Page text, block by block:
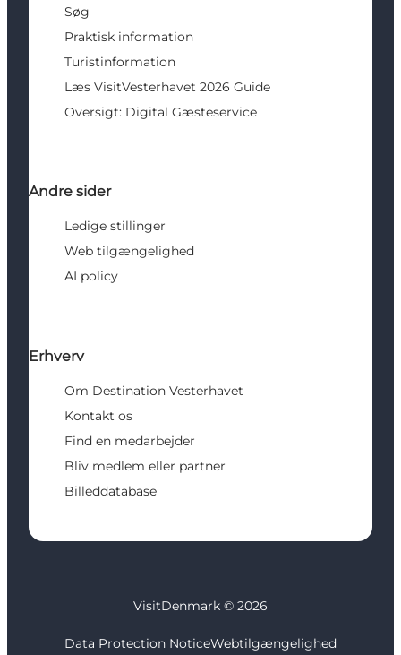
Søg
Praktisk information
Turistinformation
Læs VisitVesterhavet 2026 Guide
Oversigt: Digital Gæsteservice
Andre sider
Ledige stillinger
Web tilgængelighed
AI policy
Erhverv
Om Destination Vesterhavet
Kontakt os
Find en medarbejder
Bliv medlem eller partner
Billeddatabase
VisitDenmark © 2026
Data Protection NoticeWebtilgængelighed